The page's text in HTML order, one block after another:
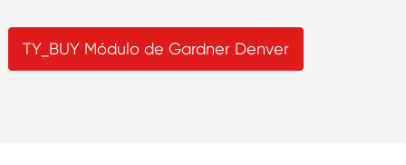
TY_BUY Módulo de Gardner Denver